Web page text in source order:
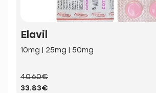
Elavil
10mg | 25mg | 50mg
40.60€
33.83€